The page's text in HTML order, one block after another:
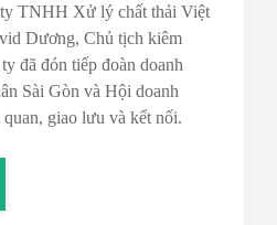
TNHH Xử lý chất thải Việt
Dương, Chủ tịch kiêm
đã đón tiếp đoàn doanh
Sài Gòn và Hội doanh
giao lưu và kết nối.